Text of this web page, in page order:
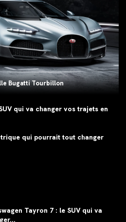
Bugatti Tourbillon
qui va changer vos trajets en
qui pourrait tout changer
Tayron 7 : le SUV qui va